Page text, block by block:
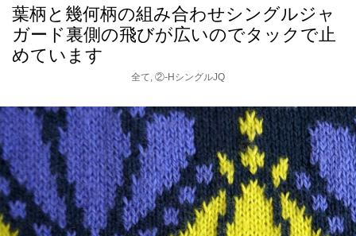
葉柄と幾何柄の組み合わせシングルジャ
ガード裏側の飛びが広いのでタックで止
めています
全て, ②-HシングルJQ